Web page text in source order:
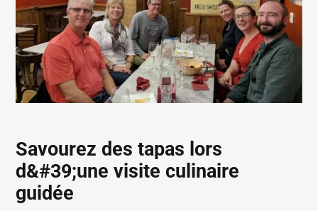
Savourez des tapas lors
d&#39;une visite culinaire
guidée